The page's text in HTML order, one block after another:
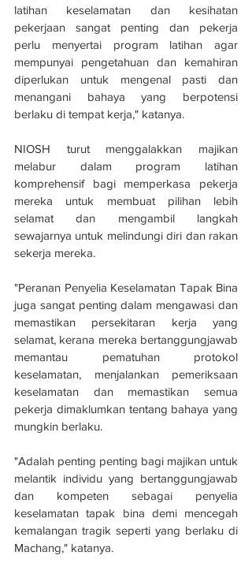
latihan keselamatan dan kesihatan
pekerjaan sangat penting dan pekerja
perlu menyertai program latihan agar
mempunyai pengetahuan dan kemahiran
diperlukan untuk mengenal pasti dan
menangani bahaya yang berpotensi
berlaku di tempat kerja," katanya.
NIOSH turut menggalakkan majikan
melabur dalam program latihan
komprehensif bagi memperkasa pekerja
mereka untuk membuat pilihan lebih
selamat dan mengambil langkah
sewajarnya untuk melindungi diri dan rakan
sekerja mereka.
"Peranan Penyelia Keselamatan Tapak Bina
juga sangat penting dalam mengawasi dan
memastikan persekitaran kerja yang
selamat, kerana mereka bertanggungjawab
memantau pematuhan protokol
keselamatan, menjalankan pemeriksaan
keselamatan dan memastikan semua
pekerja dimaklumkan tentang bahaya yang
mungkin berlaku.
"Adalah penting penting bagi majikan untuk
melantik individu yang bertanggungjawab
dan kompeten sebagai penyelia
keselamatan tapak bina demi mencegah
kemalangan tragik seperti yang berlaku di
Machang," katanya.